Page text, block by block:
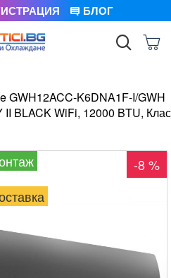
БЛОГ
GWH12ACC-K6DNA1F-I/GWH
BLACK WiFi, 12000 BTU, Клас
-8 %